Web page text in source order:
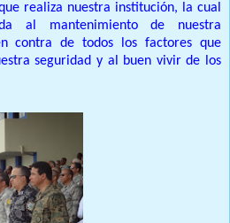
realiza nuestra institución, la cual
al mantenimiento de nuestra
contra de todos los factores que
seguridad y al buen vivir de los